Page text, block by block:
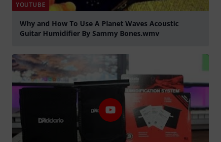
YOUTUBE
Why and How To Use A Planet Waves Acoustic
Guitar Humidifier By Sammy Bones.wmv